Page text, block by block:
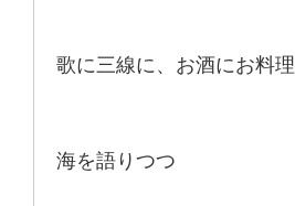
歌に三線に、お酒にお料理
海を語りつつ